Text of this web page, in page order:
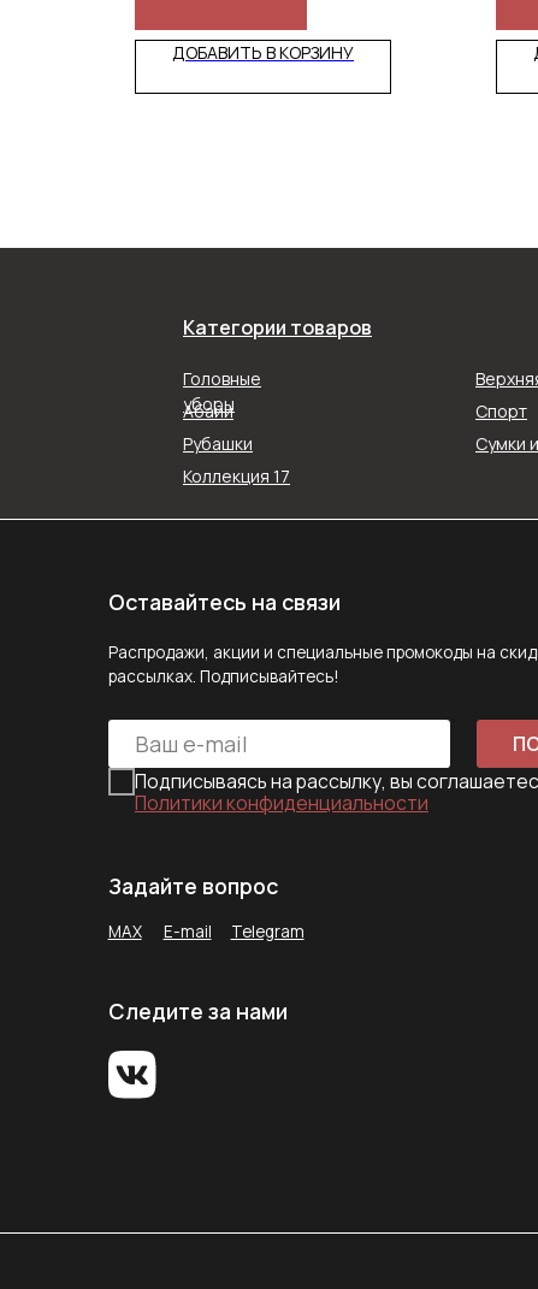
ДОБАВИТЬ В КОРЗИНУ
Категории товаров
Головные
уборы
Абайи
Рубашки
Коллекция 17
Спорт
Сумки
Оставайтесь на связи
Распродажи, акции и специальные промокоды на скидку в
рассылках. Подписывайтесь!
Подписываясь на рассылку, вы соглашаетесь с
Следите за нами